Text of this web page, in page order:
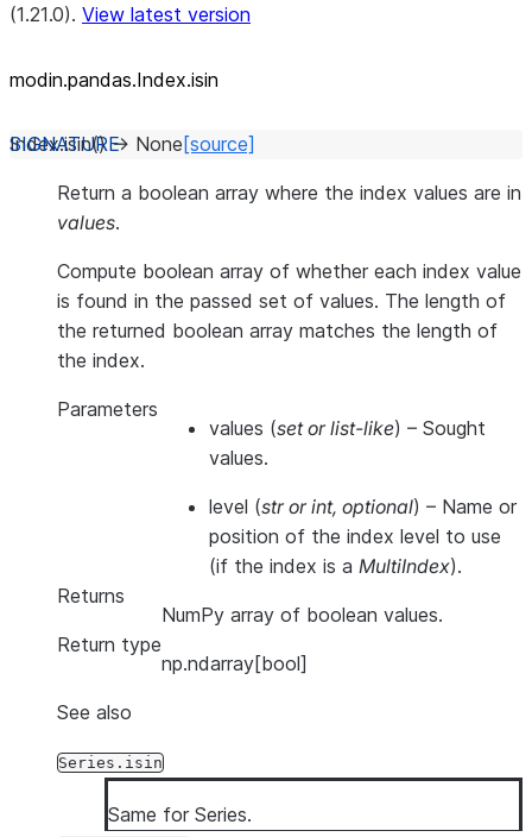
(1.21.0). View latest version
modin.pandas.Index.isin
Index.isin() → None [source]
Return a boolean array where the index values are in
values.
Compute boolean array of whether each index value
is found in the passed set of values. The length of
the returned boolean array matches the length of
the index.
Parameters
values (setorlist-like) – Sought
values.
level (strorint, optional) – Name or
position of the index level to use
(if the index is a MultiIndex).
Returns
NumPy array of boolean values.
Return type
np.ndarray[bool]
See also
Series.isin
Same for Series.